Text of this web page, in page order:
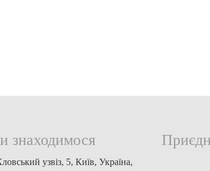
знаходимося
узвіз, 5, Київ, Україна,